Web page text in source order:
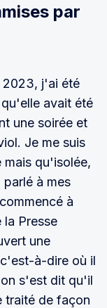
par
j'ai été
avait été
une soirée et
Je me suis
qu'isolée,
à mes
à
la Presse
une
à-dire où il
s'est dit qu'il
traité de façon